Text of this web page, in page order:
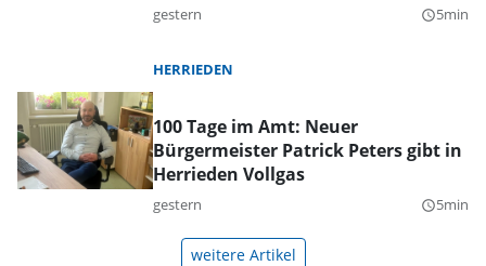
gestern query_builder5min
HERRIEDEN
100 Tage im Amt: Neuer
Bürgermeister Patrick Peters gibt in
Herrieden Vollgas
gestern query_builder5min
weitere Artikel